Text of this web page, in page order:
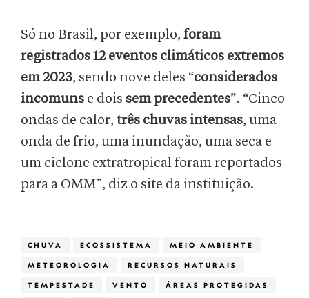
Só no Brasil, por exemplo, foram
registrados 12 eventos climáticos extremos
em 2023, sendo nove deles “considerados
incomuns e dois sem precedentes”. “Cinco
ondas de calor, três chuvas intensas, uma
onda de frio, uma inundação, uma seca e
um ciclone extratropical foram reportados
para a OMM”, diz o site da instituição.
CHUVA ECOSSISTEMA MEIO AMBIENTE
METEOROLOGIA RECURSOS NATURAIS
TEMPESTADE VENTO ÁREAS PROTEGIDAS